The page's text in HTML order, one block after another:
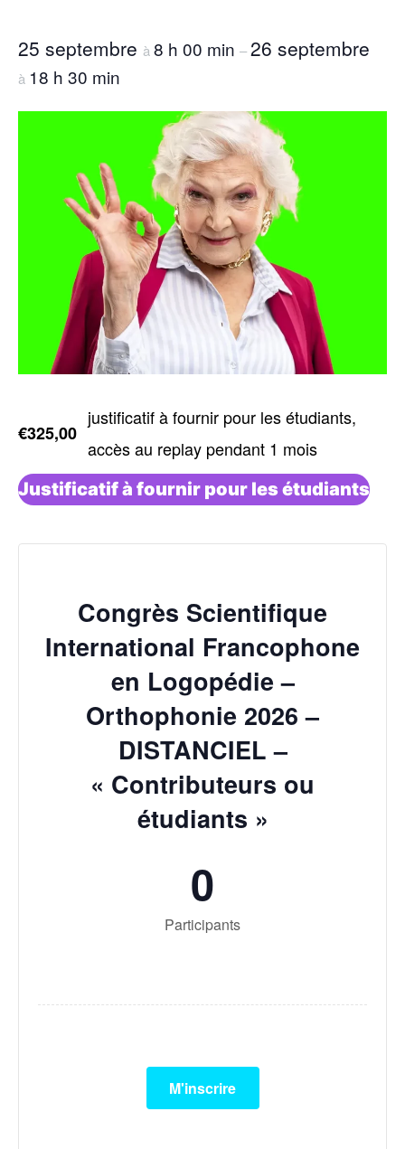
25 septembre à 8 h 00 min – 26 septembre
à 18 h 30 min
€325,00
justificatif à fournir pour les étudiants,
accès au replay pendant 1 mois
Justificatif à fournir pour les étudiants
Congrès Scientifique
International Francophone
en Logopédie –
Orthophonie 2026 –
DISTANCIEL –
« Contributeurs ou
étudiants »
0
Participants
M'inscrire